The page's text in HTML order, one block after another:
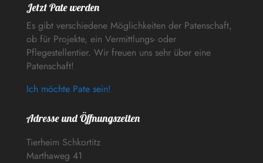
Jetzt Pate werden
Es gibt verschiedene Möglichkeiten der Patenschaft,
ob für Projekte, ein Vermittlungs- oder
Pflegestellentier. Wir freuen uns sehr über eine
Patenschaft!
Ich möchte Pate sein!
Adresse und Öffnungszeiten
Tierheim Schkortitz
Marthaweg 41